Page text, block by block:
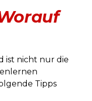
ist nicht nur die
Tipps